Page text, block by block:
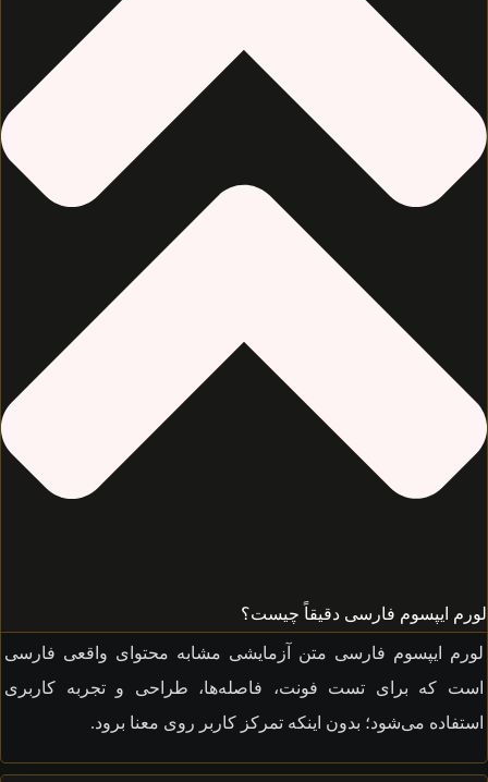
ایپسوم فارسی دقیقاً چیست؟
ایپسوم فارسی متن آزمایشی مشابه محتوای واقعی فارسی
که برای تست فونت، فاصله‌ها، طراحی و تجربه کاربری
می‌شود؛ بدون اینکه تمرکز کاربر روی معنا برود.